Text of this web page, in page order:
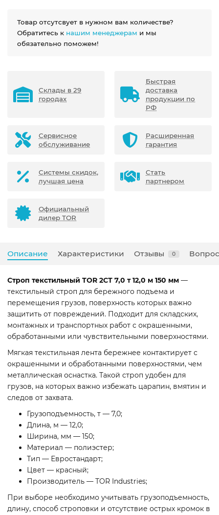
Товар отсутсвует в нужном вам количестве?
Обратитесь к нашим менеджерам и мы
обязательно поможем!
Склады в 29
городах
Быстрая
доставка
продукции по
РФ
Сервисное
обслуживание
Расширенная
гарантия
Системы скидок,
лучшая цена
Стать
партнером
Официальный
дилер TOR
Описание Характеристики Отзывы 0
Строп текстильный TOR 2СТ 7,0 т 12,0 м 150 мм —
текстильный строп для бережного подъема и
перемещения грузов, поверхность которых важно
защитить от повреждений. Подходит для складских,
монтажных и транспортных работ с окрашенными,
обработанными или чувствительными поверхностями.
Мягкая текстильная лента бережнее контактирует с
окрашенными и обработанными поверхностями, чем
металлическая оснастка. Такой строп удобен для
грузов, на которых важно избежать царапин, вмятин и
следов от захвата.
Грузоподъемность, т — 7,0;
Длина, м — 12,0;
Ширина, мм — 150;
Материал — полиэстер;
Тип — Евростандарт;
Цвет — красный;
Производитель — TOR Industries;
При выборе необходимо учитывать грузоподъемность,
длину, способ строповки и отсутствие острых кромок в